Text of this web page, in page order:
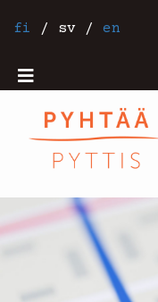
tillfi / sv / en